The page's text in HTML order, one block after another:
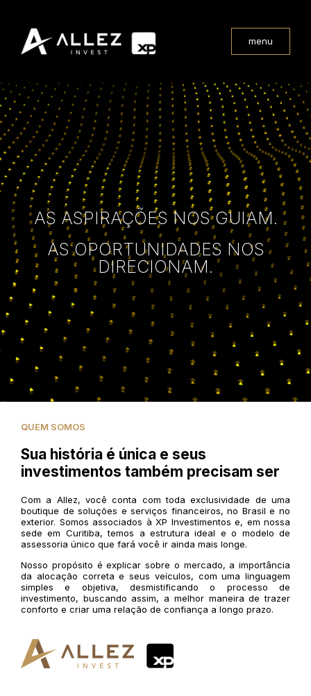
menu
AS ASPIRAÇÕES NOS GUIAM.
AS OPORTUNIDADES NOS
DIRECIONAM.
QUEM SOMOS
Sua história é única e seus
investimentos também precisam ser
Com a Allez, você conta com toda exclusividade de uma
boutique de soluções e serviços financeiros, no Brasil e no
exterior. Somos associados à XP Investimentos e, em nossa
sede em Curitiba, temos a estrutura ideal e o modelo de
assessoria único que fará você ir ainda mais longe.
Nosso propósito é explicar sobre o mercado, a importância
da alocação correta e seus veículos, com uma linguagem
simples e objetiva, desmistificando o processo de
investimento, buscando assim, a melhor maneira de trazer
conforto e criar uma relação de confiança a longo prazo.